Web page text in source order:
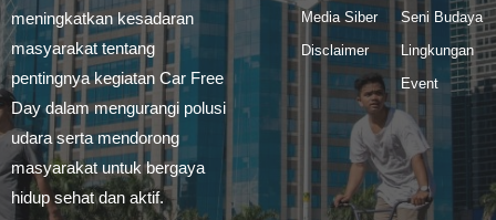
meningkatkan kesadaran
masyarakat tentang
pentingnya kegiatan Car Free
Day dalam mengurangi polusi
udara serta mendorong
masyarakat untuk bergaya
hidup sehat dan aktif.
Media Siber
Disclaimer
Seni Budaya
Lingkungan
Event